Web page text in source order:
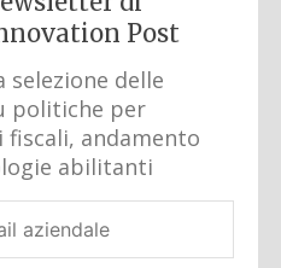
Post
selezione delle
politiche per
fiscali, andamento
abilitanti